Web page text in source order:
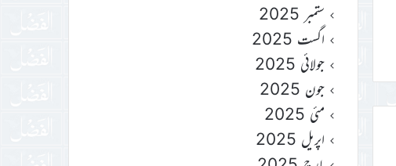
ستمبر 2025
اگست 2025
جولائی 2025
جون 2025
مئی 2025
اپریل 2025